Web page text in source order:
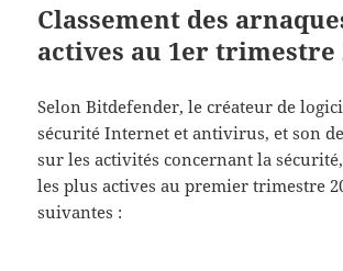
Classement des
actives au 1er trimestre
Selon Bitdefender, le créateur de
sécurité Internet et antivirus, et son
sur les activités concernant la
les plus actives au premier trimestre
suivantes :